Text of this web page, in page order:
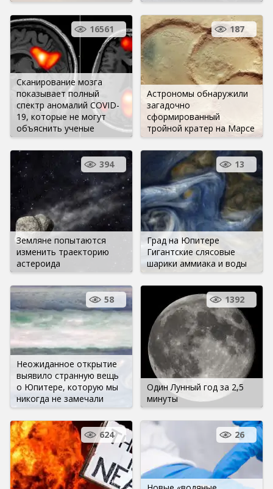
Сканирование мозга
показывает полный
спектр аномалий COVID-
19, которые не могут
объяснить ученые
16561
Астрономы обнаружили
загадочно
сформированный
тройной кратер на Марсе
187
Земляне попытаются
изменить траекторию
астероида
394
Град на Юпитере
Гигантские слясовые
шарики аммиака и воды
13
Неожиданное открытие
выявило странную вещь
о Юпитере, которую мы
никогда не замечали
58
Один Лунный год за 2,5
минуты
1392
624 26